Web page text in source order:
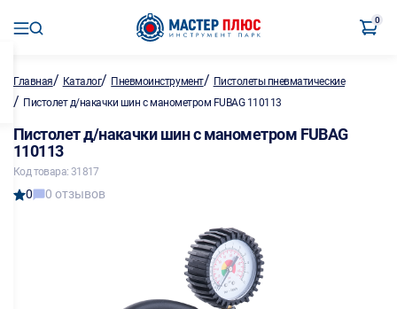
0
Главная/ Каталог/ Пневмоинструмент/ Пистолеты пневматические
/ Пистолет д/накачки шин с манометром FUBAG 110113
Пистолет д/накачки шин с манометром FUBAG
110113
Код товара: 31817
0 0 отзывов